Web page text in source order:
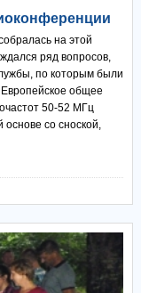
на этой
ряд вопросов,
по которым были
общее
50-52 МГц
основе со сноской,